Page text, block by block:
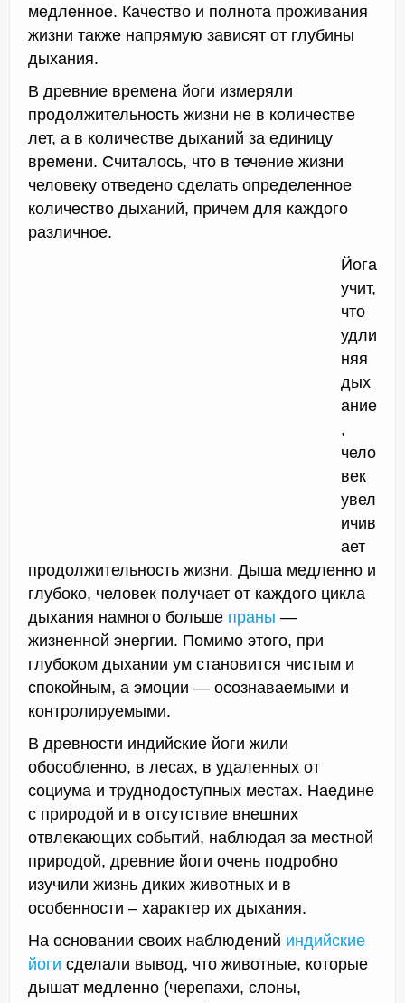
медленное. Качество и полнота проживания
жизни также напрямую зависят от глубины
дыхания.
В древние времена йоги измеряли
продолжительность жизни не в количестве
лет, а в количестве дыханий за единицу
времени. Считалось, что в течение жизни
человеку отведено сделать определенное
количество дыханий, причем для каждого
различное.
Йога
учит,
что
удли
няя
дых
ание
,
чело
век
увел
ичив
ает
продолжительность жизни. Дыша медленно и
глубоко, человек получает от каждого цикла
дыхания намного больше праны —
жизненной энергии. Помимо этого, при
глубоком дыхании ум становится чистым и
спокойным, а эмоции — осознаваемыми и
контролируемыми.
В древности индийские йоги жили
обособленно, в лесах, в удаленных от
социума и труднодоступных местах. Наедине
с природой и в отсутствие внешних
отвлекающих событий, наблюдая за местной
природой, древние йоги очень подробно
изучили жизнь диких животных и в
особенности – характер их дыхания.
На основании своих наблюдений индийские
йоги сделали вывод, что животные, которые
дышат медленно (черепахи, слоны,